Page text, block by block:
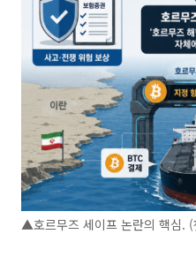
▲호르무즈 세이프 논란의 핵심.